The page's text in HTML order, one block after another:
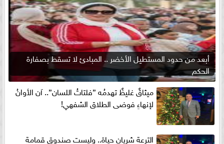
أبعد من حدود المستطيل الأخضر .. المبادئ لا تسقط بصفارة
الحكم
ميثاقٌ غليظٌ تهدمُه ”فلتاتُ اللسان”.. آن الأوانُ
لإنهاءِ فوضى الطلاق الشفهي!
الترعة شريان حياة.. وليست صندوق قمامة